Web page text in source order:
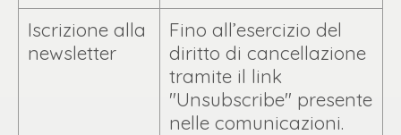
Iscrizione alla
newsletter
Fino all’esercizio del
diritto di cancellazione
tramite il link
"Unsubscribe" presente
nelle comunicazioni.